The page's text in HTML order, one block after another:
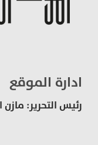
ادارة الموقع
رئيس التحرير: مازن